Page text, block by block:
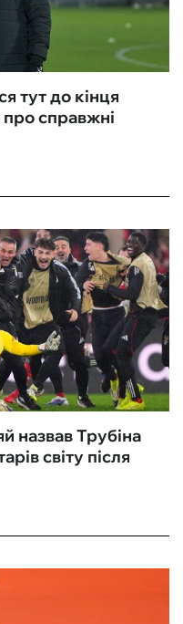
тут до кінця
справжні
назвав Трубіна
світу після